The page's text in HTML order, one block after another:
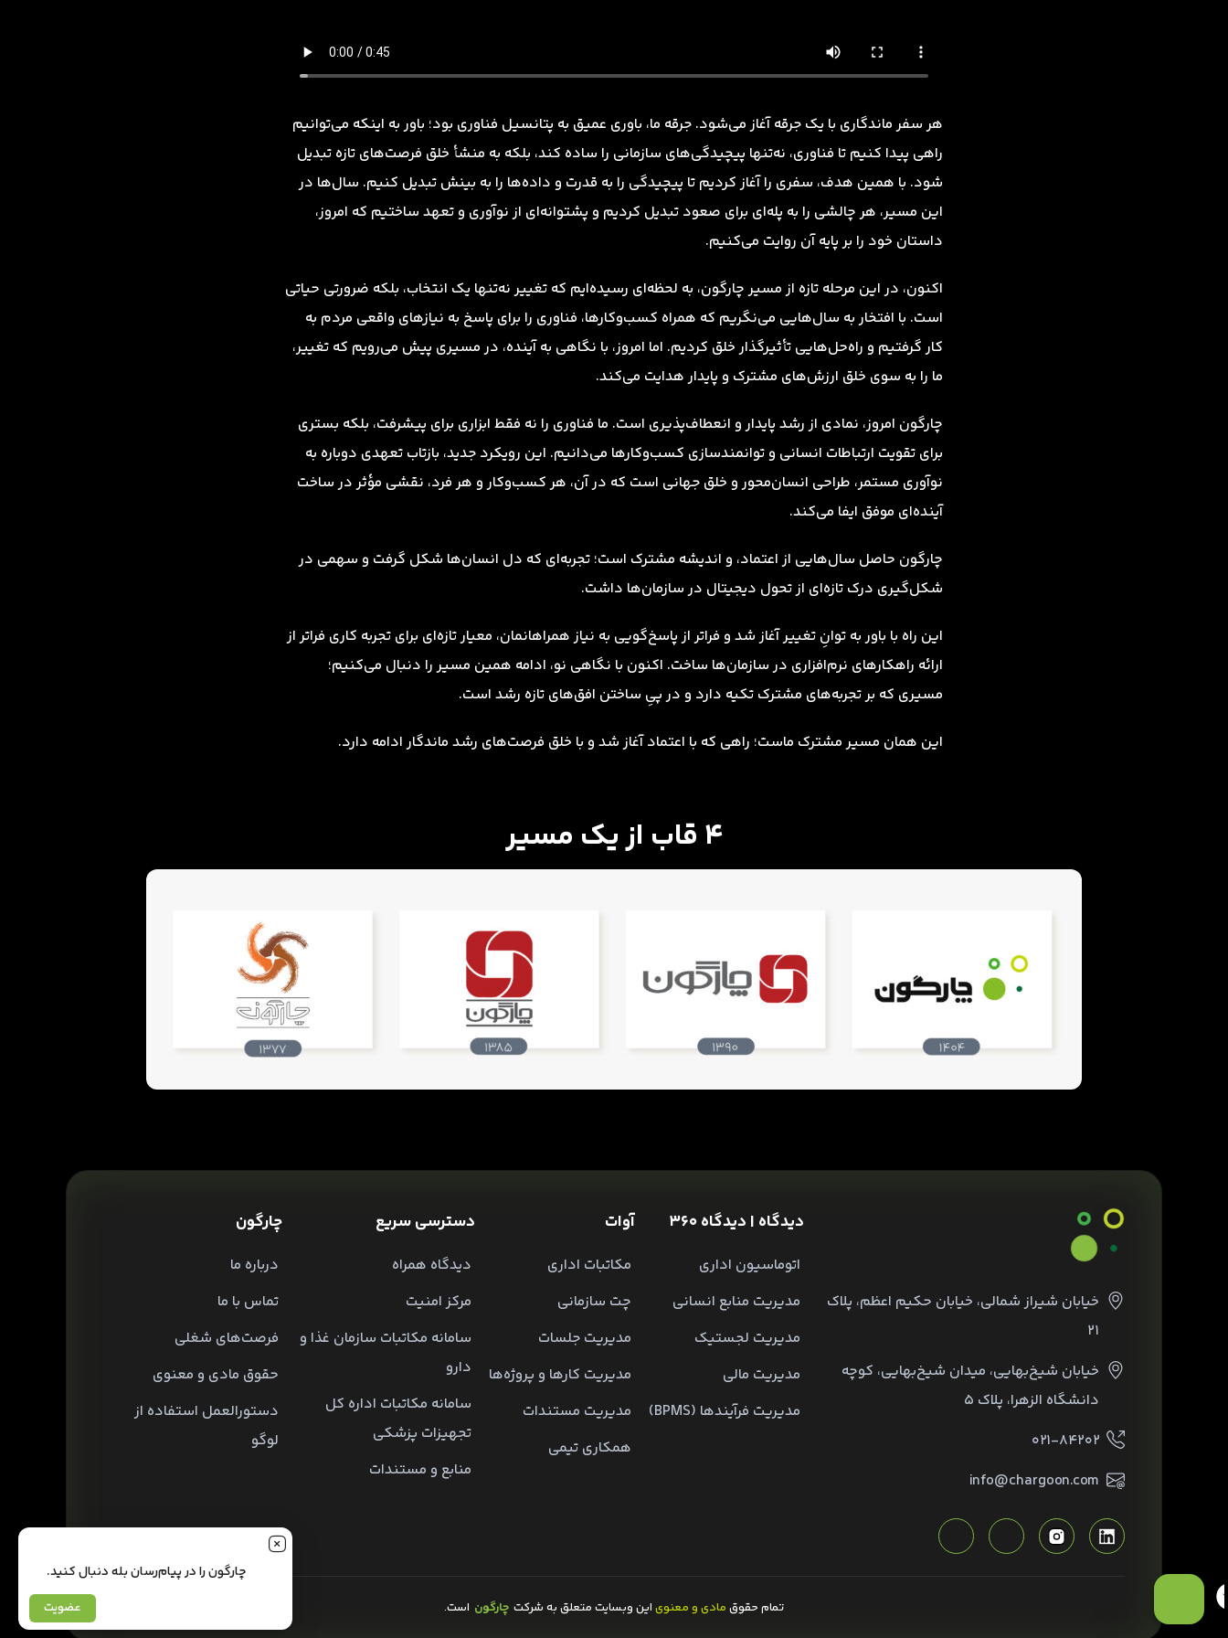
هر سفر ماندگاری با یک جرقه آغاز می‌شود. جرقه ما، باوری عمیق به پتانسیل فناوری بود؛ باور به اینکه می‌توانیم
راهی پیدا کنیم تا فناوری، نه‌تنها پیچیدگی‌های سازمانی را ساده کند، بلکه به منشأ خلق فرصت‌های تازه تبدیل
شود. با همین هدف، سفری را آغاز کردیم تا پیچیدگی را به قدرت و داده‌ها را به بینش تبدیل کنیم. سال‌ها در
این مسیر، هر چالشی را به پله‌ای برای صعود تبدیل کردیم و پشتوانه‌ای از نوآوری و تعهد ساختیم که امروز،
داستان خود را بر پایه آن روایت می‌کنیم.
اکنون، در این مرحله تازه از مسیر چارگون، به لحظه‌ای رسیده‌ایم که تغییر نه‌تنها یک انتخاب، بلکه ضرورتی حیاتی
است. با افتخار به سال‌هایی می‌نگریم که همراه کسب‌وکارها، فناوری را برای پاسخ به نیازهای واقعی مردم به
کار گرفتیم و راه‌حل‌هایی تأثیرگذار خلق کردیم. اما امروز، با نگاهی به آینده، در مسیری پیش می‌رویم که تغییر،
ما را به سوی خلق ارزش‌های مشترک و پایدار هدایت می‌کند.
چارگون امروز، نمادی از رشد پایدار و انعطاف‌پذیری است. ما فناوری را نه فقط ابزاری برای پیشرفت، بلکه بستری
برای تقویت ارتباطات انسانی و توانمندسازی کسب‌وکارها می‌دانیم. این رویکرد جدید، بازتاب تعهدی دوباره به
نوآوری مستمر، طراحی انسان‌محور و خلق جهانی است که در آن، هر کسب‌وکار و هر فرد، نقشی مؤثر در ساخت
آینده‌ای موفق ایفا می‌کند.
چارگون حاصل سال‌هایی از اعتماد، و اندیشه مشترک است؛ تجربه‌ای که دل انسان‌ها شکل گرفت و سهمی در
شکل‌گیری درک تازه‌ای از تحول دیجیتال در سازمان‌ها داشت.
این راه با باور به توانِ تغییر آغاز شد و فراتر از پاسخ‌گویی به نیاز همراهانمان، معیار تازه‌ای برای تجربه کاری فراتر از
ارائه راهکارهای نرم‌افزاری در سازمان‌ها ساخت. اکنون با نگاهی نو، ادامه همین مسیر را دنبال می‌کنیم؛
مسیری که بر تجربه‌های مشترک تکیه دارد و در پیِ ساختن افق‌های تازه رشد است.
این همان مسیر مشترک ماست؛ راهی که با اعتماد آغاز شد و با خلق فرصت‌های رشد ماندگار ادامه دارد.
4 قاب از یک مسیر
خیابان شیراز شمالی، خیابان حکیم اعظم، پلاک
۲۱
خیابان شیخ‌بهایی، میدان شیخ‌بهایی، کوچه
دانشگاه الزهرا، پلاک ۵
۰۲۱-۸۴۲۰۲
info@chargoon.com
دیدگاه | دیدگاه 360
اتوماسیون اداری
مدیریت منابع انسانی
مدیریت لجستیک
مدیریت مالی
مدیریت فرآیندها (BPMS)
آوات
مکاتبات اداری
چت سازمانی
مدیریت جلسات
مدیریت کارها و پروژه‌ها
مدیریت مستندات
همکاری تیمی
دسترسی سریع
دیدگاه همراه
مرکز امنیت
سامانه مکاتبات سازمان غذا و
دارو
سامانه مکاتبات اداره کل
تجهیزات پزشکی
منابع و مستندات
چارگون
درباره ما
تماس با ما
فرصت‌های شغلی
حقوق مادی و معنوی
دستورالعمل استفاده از
لوگو
تمام حقوق مادی و معنوی این وبسایت متعلق به شرکت چارگون است.
چارگون را در پیام‌رسان بله دنبال کنید.
عضویت